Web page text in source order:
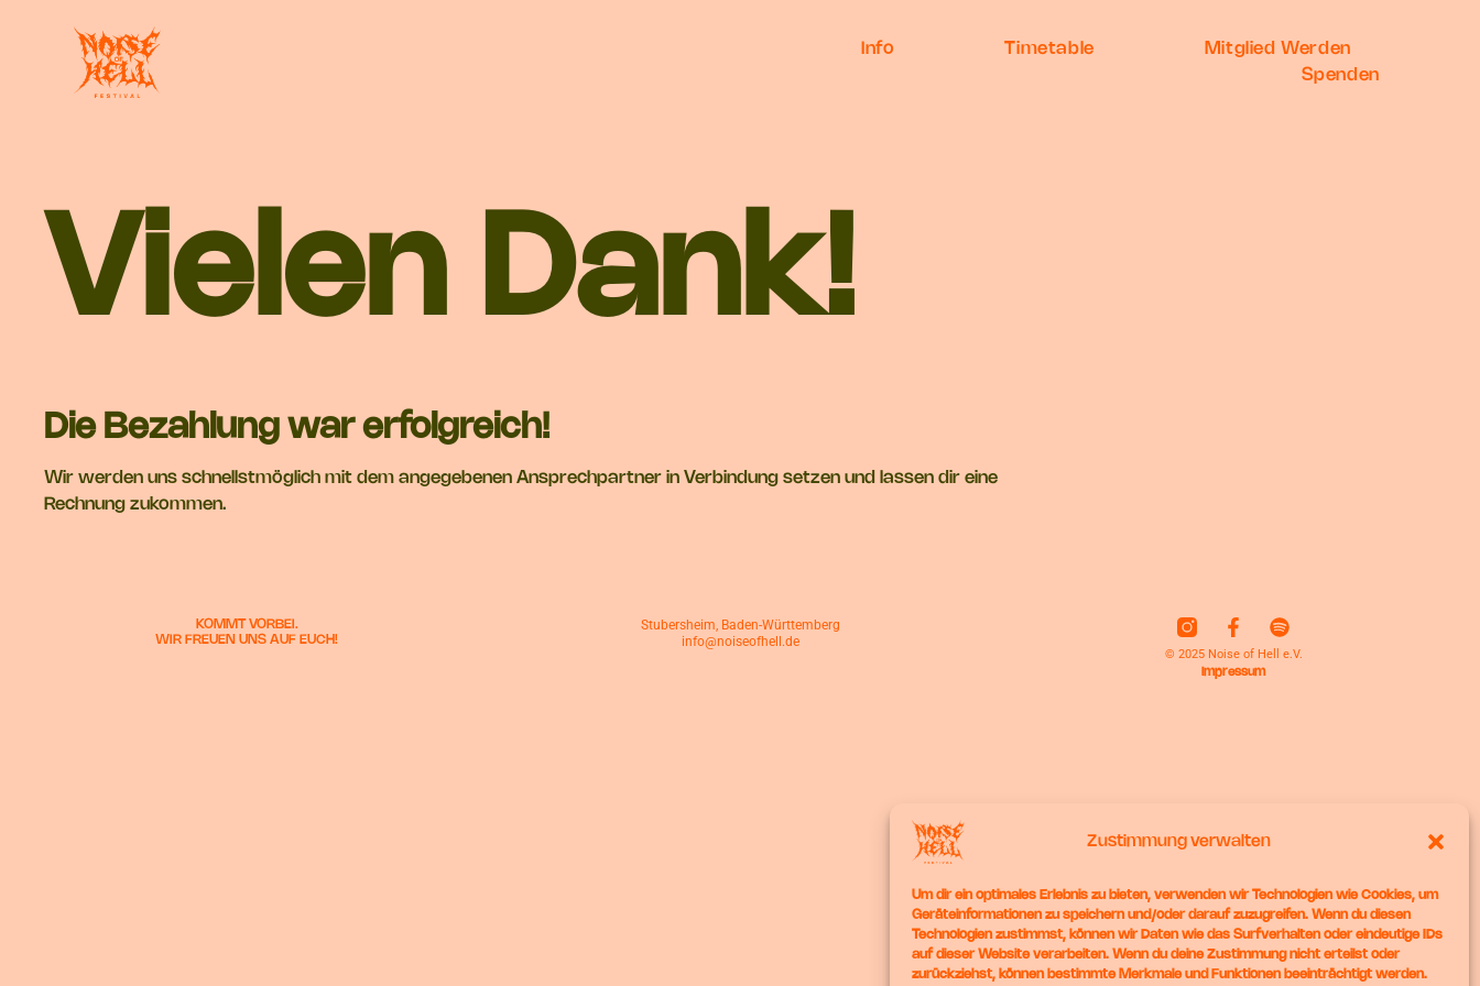
Zustimmung verwalten
Um dir ein optimales Erlebnis zu bieten, verwenden wir Technologien wie Cookies, um
Geräteinformationen zu speichern und/oder darauf zuzugreifen. Wenn du diesen
Technologien zustimmst, können wir Daten wie das Surfverhalten oder eindeutige IDs
auf dieser Website verarbeiten. Wenn du deine Zustimmung nicht erteilst oder
zurückziehst, können bestimmte Merkmale und Funktionen beeinträchtigt werden.
Info Timetable
Mitglied Werden
Spenden
Vielen Dank!
Die Bezahlung war erfolgreich!
Wir werden uns schnellstmöglich mit dem angegebenen Ansprechpartner in Verbindung setzen und lassen dir eine
Rechnung zukommen.
KOMMT VORBEI.
WIR FREUEN UNS AUF EUCH!
Stubersheim, Baden-Württemberg
info@noiseofhell.de
© 2025 Noise of Hell e.V.
Impressum